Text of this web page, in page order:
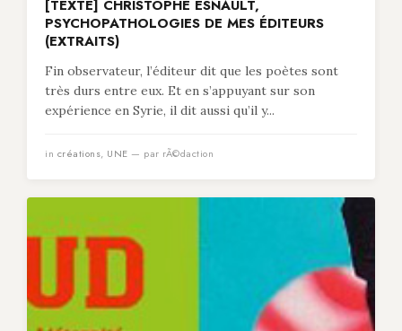
[TEXTE] CHRISTOPHE ESNAULT,
PSYCHOPATHOLOGIES DE MES ÉDITEURS
(EXTRAITS)
Fin observateur, l’éditeur dit que les poètes sont
très durs entre eux. Et en s’appuyant sur son
expérience en Syrie, il dit aussi qu’il y...
in créations, UNE — par rÃ©daction